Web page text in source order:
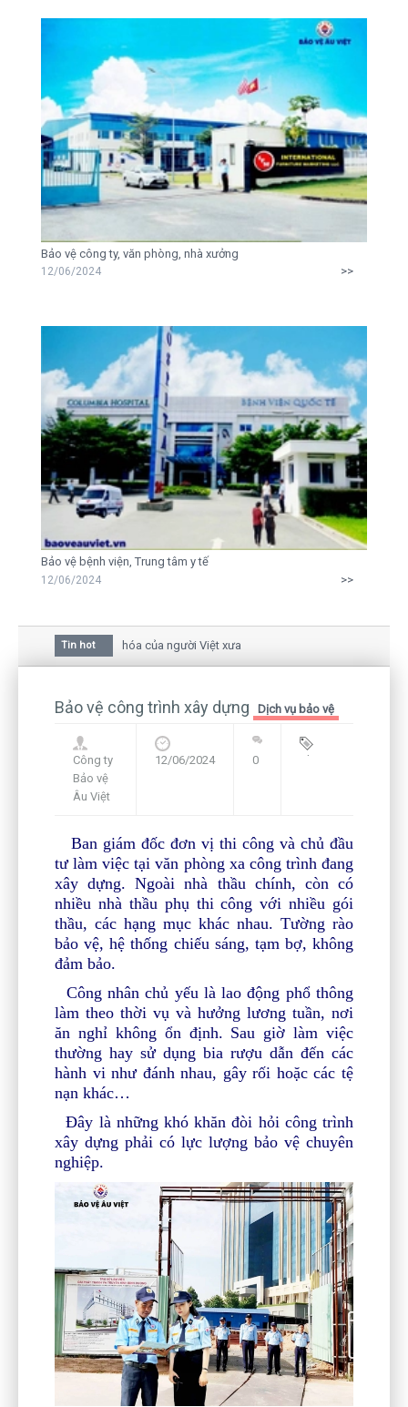
Bảo vệ công ty, văn phòng, nhà xưởng
12/06/2024 >>
Bảo vệ bệnh viện, Trung tâm y tế
12/06/2024 >>
Tin hot
mai trong văn hóa của người Việt xưa
giữa bức thư gửi mẹ của người... tử tù và của CEO
Bảo vệ công trình xây dựng Dịch vụ bảo vệ
Công ty
Bảo vệ
Âu Việt
12/06/2024 0 Blog
Ban giám đốc đơn vị thi công và chủ đầu
tư làm việc tại văn phòng xa công trình đang
xây dựng. Ngoài nhà thầu chính, còn có
nhiều nhà thầu phụ thi công với nhiều gói
thầu, các hạng mục khác nhau. Tường rào
bảo vệ, hệ thống chiếu sáng, tạm bợ, không
đảm bảo.
Công nhân chủ yếu là lao động phổ thông
làm theo thời vụ và hưởng lương tuần, nơi
ăn nghỉ không ổn định. Sau giờ làm việc
thường hay sử dụng bia rượu dẫn đến các
hành vi như đánh nhau, gây rối hoặc các tệ
nạn khác…
Đây là những khó khăn đòi hỏi công trình
xây dựng phải có lực lượng bảo vệ chuyên
nghiệp.